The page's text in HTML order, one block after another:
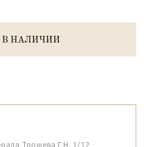
В НАЛИЧИИ
Трошева Г.Н. 1/12